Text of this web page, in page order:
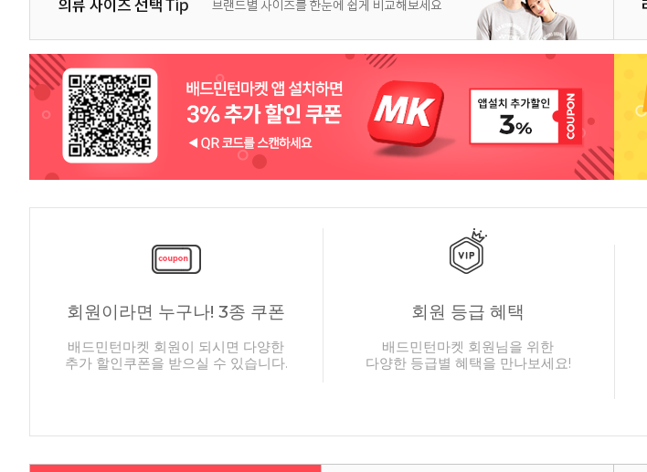
회원이라면 누구나! 3종 쿠폰
배드민턴마켓 회원이 되시면 다양한
추가 할인쿠폰을 받으실 수 있습니다.
회원 등급 혜택
배드민턴마켓 회원님을 위한
다양한 등급별 혜택을 만나보세요!